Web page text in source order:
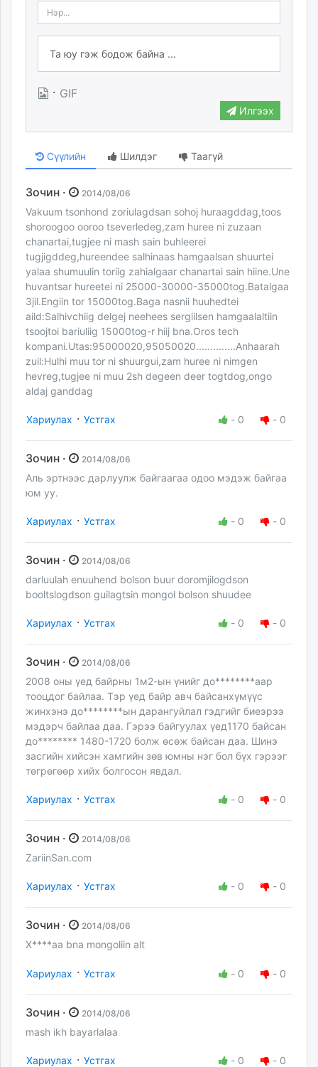
· GIF
Илгээх
Сүүлийн Шилдэг Таагүй
Зочин · 2014/08/06
Vakuum tsonhond zoriulagdsan sohoj huraagddag,toos
shoroogoo ooroo tseverledeg,zam huree ni zuzaan
chanartai,tugjee ni mash sain buhleerei
tugjigddeg,hureendee salhinaas hamgaalsan shuurtei
yalaa shumuulin toriig zahialgaar chanartai sain hiine.Une
huvantsar hureetei ni 25000-30000-35000tog.Batalgaa
3jil.Engiin tor 15000tog.Baga nasnii huuhedtei
aild:Salhivchiig delgej neehees sergiilsen hamgaalaltiin
tsoojtoi bariuliig 15000tog-r hiij bna.Oros tech
kompani.Utas:95000020,95050020..............Anhaarah
zuil:Hulhi muu tor ni shuurgui,zam huree ni nimgen
hevreg,tugjee ni muu 2sh degeen deer togtdog,ongo
aldaj ganddag
Хариулах · Устгах - 0 - 0
Зочин · 2014/08/06
Аль эртнээс дарлуулж байгаагаа одоо мэдэж байгаа
юм уу.
Хариулах · Устгах - 0 - 0
Зочин · 2014/08/06
darluulah enuuhend bolson buur doromjilogdson
booltslogdson guilagtsin mongol bolson shuudee
Хариулах · Устгах - 0 - 0
Зочин · 2014/08/06
2008 оны үед байрны 1м2-ын үнийг до********аар
тооцдог байлаа. Тэр үед байр авч байсанхүмүүс
жинхэнэ до********ын дарангуйлал гэдгийг биеэрээ
мэдэрч байлаа даа. Гэрээ байгуулах үед1170 байсан
до******** 1480-1720 болж өсөж байсан даа. Шинэ
засгийн хийсэн хамгийн зөв юмны нэг бол бүх гэрээг
төгрөгөөр хийх болгосон явдал.
Хариулах · Устгах - 0 - 0
Зочин · 2014/08/06
ZariinSan.com
Хариулах · Устгах - 0 - 0
Зочин · 2014/08/06
X****aa bna mongoliin alt
Хариулах · Устгах - 0 - 0
Зочин · 2014/08/06
mash ikh bayarlalaa
Хариулах · Устгах - 0 - 0